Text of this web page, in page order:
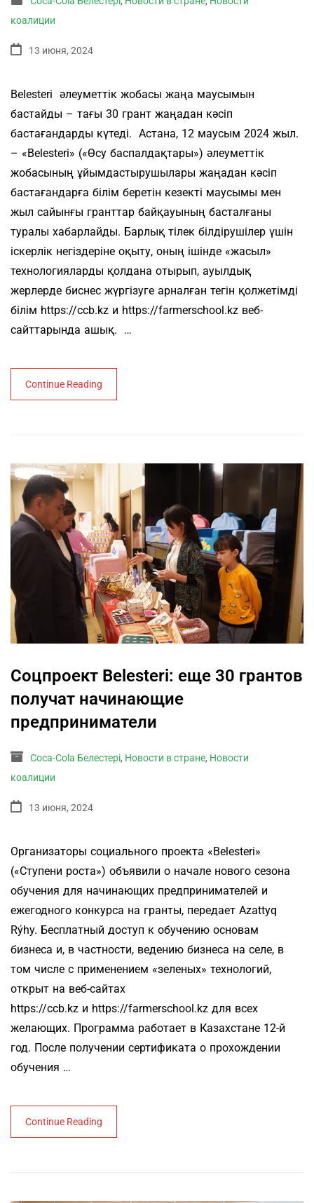
коалиции
13 июня, 2024
Belesteri әлеуметтік жобасы жаңа маусымын
бастайды – тағы 30 грант жаңадан кәсіп
бастағандарды күтеді. Астана, 12 маусым 2024 жыл.
– «Belesteri» («Өсу баспалдақтары») әлеуметтік
жобасының ұйымдастырушылары жаңадан кәсіп
бастағандарға білім беретін кезекті маусымы мен
жыл сайынғы гранттар байқауының басталғаны
туралы хабарлайды. Барлық тілек білдірушілер үшін
іскерлік негіздеріне оқыту, оның ішінде «жасыл»
технологияларды қолдана отырып, ауылдық
жерлерде биснес жүргізуге арналған тегін қолжетімді
білім https://ccb.kz и https://farmerschool.kz веб-
сайттарында ашық. …
Continue Reading
Соцпроект Belesteri: еще 30 грантов
получат начинающие
предприниматели
Coca-Cola Белестері, Новости в стране, Новости
коалиции
13 июня, 2024
Организаторы социального проекта «Belesteri»
(«Ступени роста») объявили о начале нового сезона
обучения для начинающих предпринимателей и
ежегодного конкурса на гранты, передает Azattyq
Rýhy. Бесплатный доступ к обучению основам
бизнеса и, в частности, ведению бизнеса на селе, в
том числе с применением «зеленых» технологий,
открыт на веб-сайтах
https://ccb.kz и https://farmerschool.kz для всех
желающих. Программа работает в Казахстане 12-й
год. После получении сертификата о прохождении
обучения …
Continue Reading